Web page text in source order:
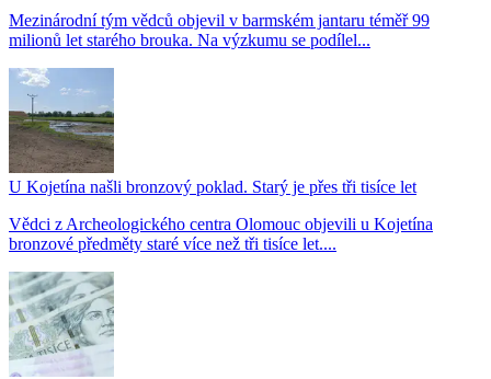
Mezinárodní tým vědců objevil v barmském jantaru téměř 99
milionů let starého brouka. Na výzkumu se podílel...
U Kojetína našli bronzový poklad. Starý je přes tři tisíce let
Vědci z Archeologického centra Olomouc objevili u Kojetína
bronzové předměty staré více než tři tisíce let....